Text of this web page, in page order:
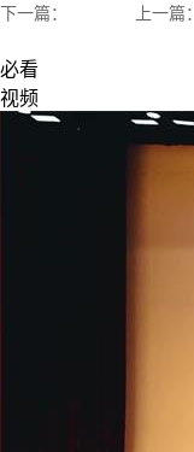
上一篇：
下一篇：
必看
视频